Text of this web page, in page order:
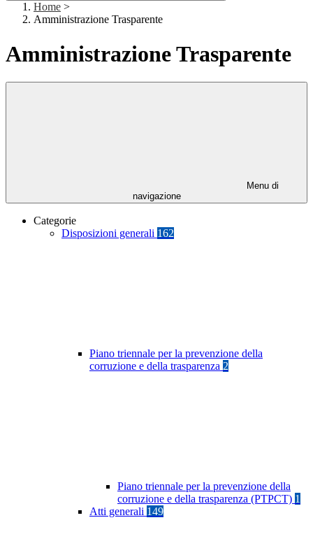
Home >
Amministrazione Trasparente
Amministrazione Trasparente
Menu di
navigazione
Categorie
Disposizioni generali 162
Piano triennale per la prevenzione della
corruzione e della trasparenza 2
Piano triennale per la prevenzione della
corruzione e della trasparenza (PTPCT) 1
Atti generali 149